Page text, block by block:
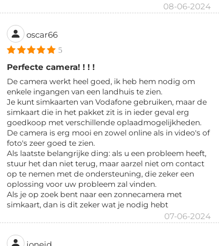
08-06-2024
oscar66
5
Perfecte camera! ! ! !
De camera werkt heel goed, ik heb hem nodig om
enkele ingangen van een landhuis te zien.
Je kunt simkaarten van Vodafone gebruiken, maar de
simkaart die in het pakket zit is in ieder geval erg
goedkoop met verschillende oplaadmogelijkheden.
De camera is erg mooi en zowel online als in video's of
foto's zeer goed te zien.
Als laatste belangrijke ding: als u een probleem heeft,
stuur het dan niet terug, maar aarzel niet om contact
op te nemen met de ondersteuning, die zeker een
oplossing voor uw probleem zal vinden.
Als je op zoek bent naar een zonnecamera met
simkaart, dan is dit zeker wat je nodig hebt
07-06-2024